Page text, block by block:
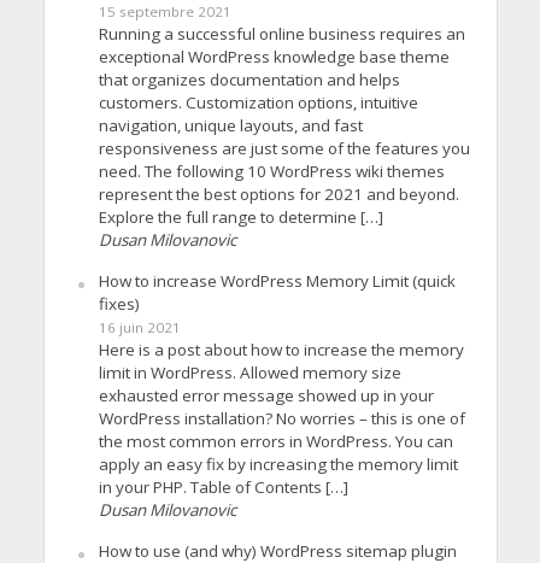
15 septembre 2021
Running a successful online business requires an
exceptional WordPress knowledge base theme
that organizes documentation and helps
customers. Customization options, intuitive
navigation, unique layouts, and fast
responsiveness are just some of the features you
need. The following 10 WordPress wiki themes
represent the best options for 2021 and beyond.
Explore the full range to determine […]
Dusan Milovanovic
How to increase WordPress Memory Limit (quick
fixes)
16 juin 2021
Here is a post about how to increase the memory
limit in WordPress. Allowed memory size
exhausted error message showed up in your
WordPress installation? No worries – this is one of
the most common errors in WordPress. You can
apply an easy fix by increasing the memory limit
in your PHP. Table of Contents […]
Dusan Milovanovic
How to use (and why) WordPress sitemap plugin